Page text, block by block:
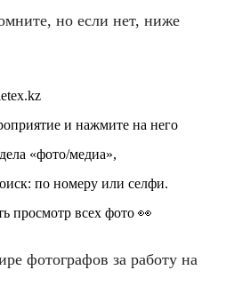
но если нет, ниже
и нажмите на него
«фото/медиа»,
по номеру или селфи.
просмотр всех фото 👀
фотографов за работу на